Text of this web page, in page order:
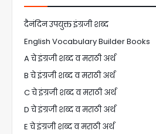
दैनंदिन उपयुक्त इंग्रजी शब्द
English Vocabulary Builder Books
A चे इंग्रजी शब्द व मराठी अर्थ
B चे इंग्रजी शब्द व मराठी अर्थ
C चे इंग्रजी शब्द व मराठी अर्थ
D चे इंग्रजी शब्द व मराठी अर्थ
E चे इंग्रजी शब्द व मराठी अर्थ